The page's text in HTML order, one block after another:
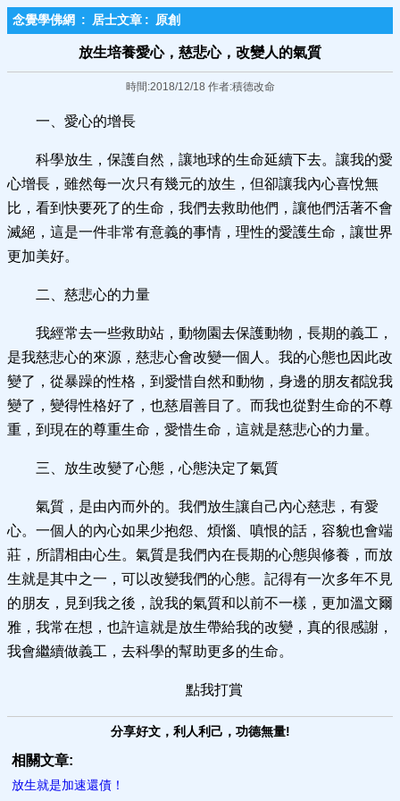
念覺學佛網 : 居士文章 : 原創
放生培養愛心，慈悲心，改變人的氣質
時間:2018/12/18 作者:積德改命
一、愛心的增長
科學放生，保護自然，讓地球的生命延續下去。讓我的愛
心增長，雖然每一次只有幾元的放生，但卻讓我內心喜悅無
比，看到快要死了的生命，我們去救助他們，讓他們活著不會
滅絕，這是一件非常有意義的事情，理性的愛護生命，讓世界
更加美好。
二、慈悲心的力量
我經常去一些救助站，動物園去保護動物，長期的義工，
是我慈悲心的來源，慈悲心會改變一個人。我的心態也因此改
變了，從暴躁的性格，到愛惜自然和動物，身邊的朋友都說我
變了，變得性格好了，也慈眉善目了。而我也從對生命的不尊
重，到現在的尊重生命，愛惜生命，這就是慈悲心的力量。
三、放生改變了心態，心態決定了氣質
氣質，是由內而外的。我們放生讓自己內心慈悲，有愛
心。一個人的內心如果少抱怨、煩惱、嗔恨的話，容貌也會端
莊，所謂相由心生。氣質是我們內在長期的心態與修養，而放
生就是其中之一，可以改變我們的心態。記得有一次多年不見
的朋友，見到我之後，說我的氣質和以前不一樣，更加溫文爾
雅，我常在想，也許這就是放生帶給我的改變，真的很感謝，
我會繼續做義工，去科學的幫助更多的生命。
點我打賞
分享好文，利人利己，功德無量!
相關文章:
放生就是加速還債！